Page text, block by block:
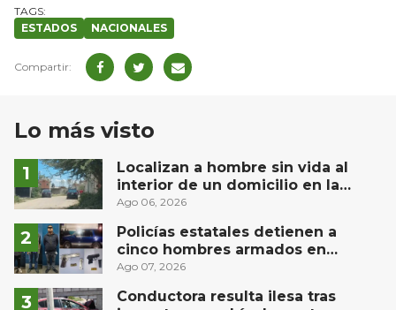
ESTADOS NACIONALES
Lo más visto
Localizan a hombre sin vida al
interior de un domicilio en la
comunidad El Rodeo, San Juan del
Ago 06, 2026
Policías estatales detienen a
cinco hombres armados en
Puebla capital
Ago 07, 2026
Conductora resulta ilesa tras